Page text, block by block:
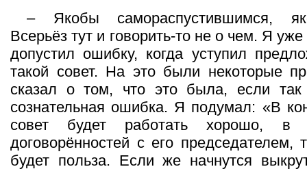
– Якобы самораспустившимся,
Всерьёз тут и говорить-то не о чем. Я
допустил ошибку, когда уступил
такой совет. На это были некоторые
сказал о том, что это была, если так
сознательная ошибка. Я подумал: «В
совет будет работать хорошо, в
договорённостей с его председателем,
будет польза. Если же начнутся